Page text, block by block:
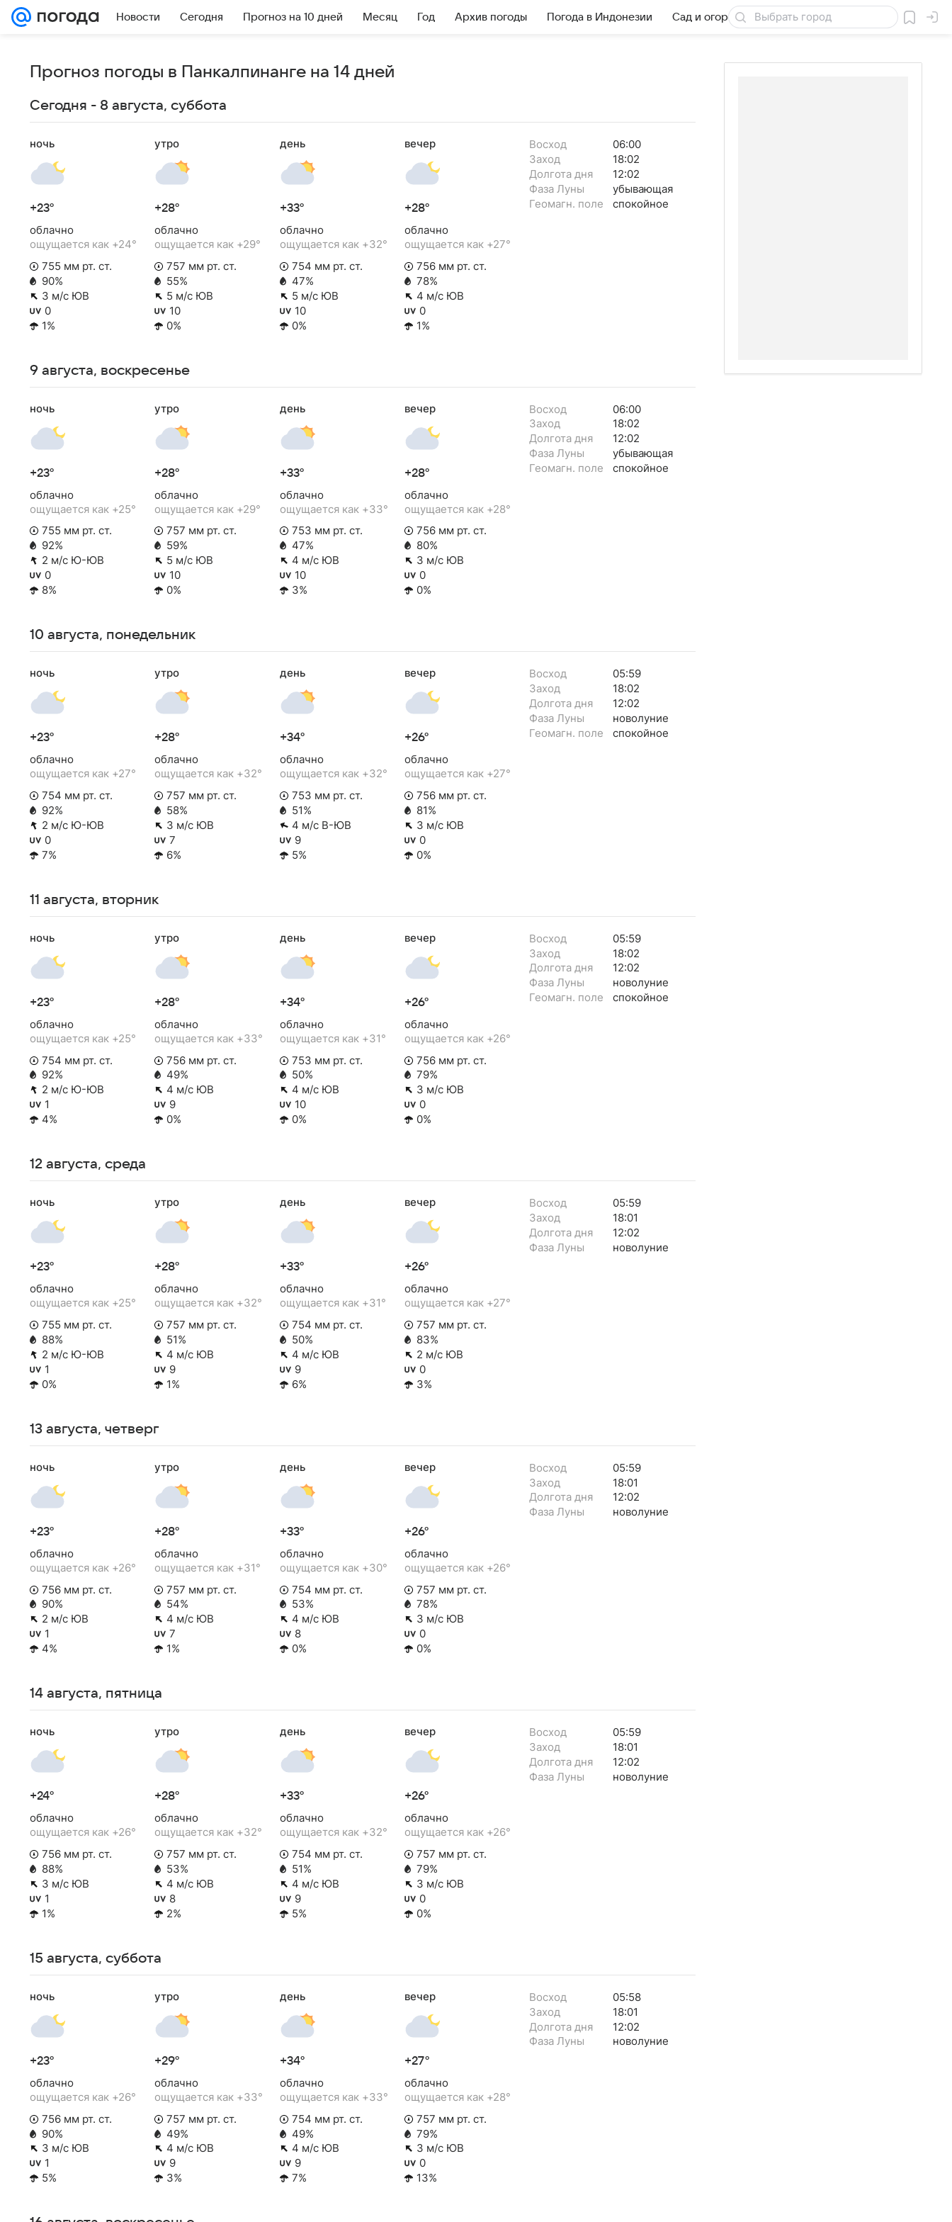
Новости Сегодня Прогноз на 10 дней Месяц Год Архив погоды Погода в Индонезии Сад и огород Товары для дачи
Прогноз погоды в Панкалпинанге на 14 дней
Сегодня - 8 августа, суббота
ночь
+23°
облачно
ощущается как +24°
755 мм рт. ст.
90%
3 м/с ЮВ
0
1%
утро
+28°
облачно
ощущается как +29°
757 мм рт. ст.
55%
5 м/с ЮВ
10
0%
день
+33°
облачно
ощущается как +32°
754 мм рт. ст.
47%
5 м/с ЮВ
10
0%
вечер
+28°
облачно
ощущается как +27°
756 мм рт. ст.
78%
4 м/с ЮВ
0
1%
Восход
06:00
Заход
18:02
Долгота дня
12:02
Фаза Луны
убывающая
Геомагн. поле
спокойное
9 августа, воскресенье
ночь
+23°
облачно
ощущается как +25°
755 мм рт. ст.
92%
2 м/с Ю-ЮВ
0
8%
утро
+28°
облачно
ощущается как +29°
757 мм рт. ст.
59%
5 м/с ЮВ
10
0%
день
+33°
облачно
ощущается как +33°
753 мм рт. ст.
47%
4 м/с ЮВ
10
3%
вечер
+28°
облачно
ощущается как +28°
756 мм рт. ст.
80%
3 м/с ЮВ
0
0%
Восход
06:00
Заход
18:02
Долгота дня
12:02
Фаза Луны
убывающая
Геомагн. поле
спокойное
10 августа, понедельник
ночь
+23°
облачно
ощущается как +27°
754 мм рт. ст.
92%
2 м/с Ю-ЮВ
0
7%
утро
+28°
облачно
ощущается как +32°
757 мм рт. ст.
58%
3 м/с ЮВ
7
6%
день
+34°
облачно
ощущается как +32°
753 мм рт. ст.
51%
4 м/с В-ЮВ
9
5%
вечер
+26°
облачно
ощущается как +27°
756 мм рт. ст.
81%
3 м/с ЮВ
0
0%
Восход
05:59
Заход
18:02
Долгота дня
12:02
Фаза Луны
новолуние
Геомагн. поле
спокойное
11 августа, вторник
ночь
+23°
облачно
ощущается как +25°
754 мм рт. ст.
92%
2 м/с Ю-ЮВ
1
4%
утро
+28°
облачно
ощущается как +33°
756 мм рт. ст.
49%
4 м/с ЮВ
9
0%
день
+34°
облачно
ощущается как +31°
753 мм рт. ст.
50%
4 м/с ЮВ
10
0%
вечер
+26°
облачно
ощущается как +26°
756 мм рт. ст.
79%
3 м/с ЮВ
0
0%
Восход
05:59
Заход
18:02
Долгота дня
12:02
Фаза Луны
новолуние
Геомагн. поле
спокойное
12 августа, среда
ночь
+23°
облачно
ощущается как +25°
755 мм рт. ст.
88%
2 м/с Ю-ЮВ
1
0%
утро
+28°
облачно
ощущается как +32°
757 мм рт. ст.
51%
4 м/с ЮВ
9
1%
день
+33°
облачно
ощущается как +31°
754 мм рт. ст.
50%
4 м/с ЮВ
9
6%
вечер
+26°
облачно
ощущается как +27°
757 мм рт. ст.
83%
2 м/с ЮВ
0
3%
Восход
05:59
Заход
18:01
Долгота дня
12:02
Фаза Луны
новолуние
13 августа, четверг
ночь
+23°
облачно
ощущается как +26°
756 мм рт. ст.
90%
2 м/с ЮВ
1
4%
утро
+28°
облачно
ощущается как +31°
757 мм рт. ст.
54%
4 м/с ЮВ
7
1%
день
+33°
облачно
ощущается как +30°
754 мм рт. ст.
53%
4 м/с ЮВ
8
0%
вечер
+26°
облачно
ощущается как +26°
757 мм рт. ст.
78%
3 м/с ЮВ
0
0%
Восход
05:59
Заход
18:01
Долгота дня
12:02
Фаза Луны
новолуние
14 августа, пятница
ночь
+24°
облачно
ощущается как +26°
756 мм рт. ст.
88%
3 м/с ЮВ
1
1%
утро
+28°
облачно
ощущается как +32°
757 мм рт. ст.
53%
4 м/с ЮВ
8
2%
день
+33°
облачно
ощущается как +32°
754 мм рт. ст.
51%
4 м/с ЮВ
9
5%
вечер
+26°
облачно
ощущается как +26°
757 мм рт. ст.
79%
3 м/с ЮВ
0
0%
Восход
05:59
Заход
18:01
Долгота дня
12:02
Фаза Луны
новолуние
15 августа, суббота
ночь
+23°
облачно
ощущается как +26°
756 мм рт. ст.
90%
3 м/с ЮВ
1
5%
утро
+29°
облачно
ощущается как +33°
757 мм рт. ст.
49%
4 м/с ЮВ
9
3%
день
+34°
облачно
ощущается как +33°
754 мм рт. ст.
49%
4 м/с ЮВ
9
7%
вечер
+27°
облачно
ощущается как +28°
757 мм рт. ст.
79%
3 м/с ЮВ
0
13%
Восход
05:58
Заход
18:01
Долгота дня
12:02
Фаза Луны
новолуние